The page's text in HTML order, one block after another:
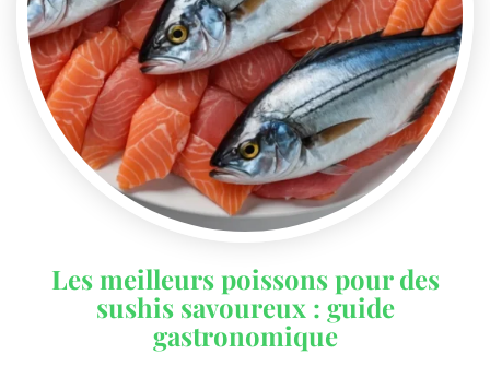
Les meilleurs poissons pour des
sushis savoureux : guide
gastronomique